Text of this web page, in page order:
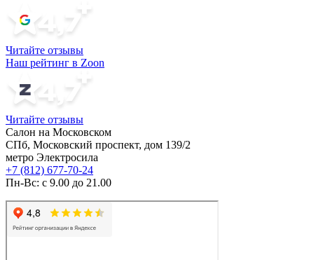
Читайте отзывы
Наш рейтинг в Zoon
Читайте отзывы
Салон на Московском
СПб, Московский проспект, дом 139/2
метро Электросила
+7 (812) 677-70-24
Пн-Вс: с 9.00 до 21.00